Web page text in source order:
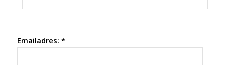
Emailadres: *